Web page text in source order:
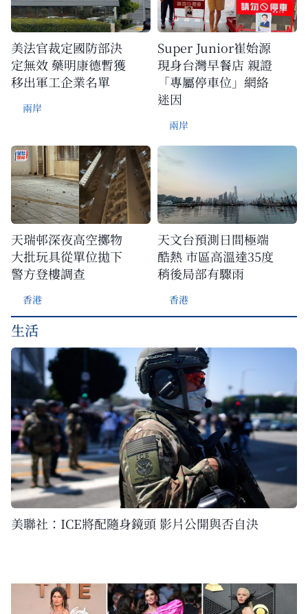
美法官裁定國防部決
定無效 藥明康德暫獲
移出軍工企業名單
兩岸
Super Junior崔始源
現身台灣早餐店 親證
「專屬停車位」網絡
迷因
兩岸
天瑞邨深夜高空擲物
大批玩具從單位拋下
警方登樓調查
香港
天文台預測日間極端
酷熱 市區高溫達35度
稍後局部有驟雨
香港
生活
美聯社：ICE將配隨身鏡頭 影片公開與否自決